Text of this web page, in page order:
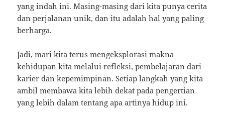
yang indah ini. Masing-masing dari kita punya cerita
dan perjalanan unik, dan itu adalah hal yang paling
berharga.
Jadi, mari kita terus mengeksplorasi makna
kehidupan kita melalui refleksi, pembelajaran dari
karier dan kepemimpinan. Setiap langkah yang kita
ambil membawa kita lebih dekat pada pengertian
yang lebih dalam tentang apa artinya hidup ini.